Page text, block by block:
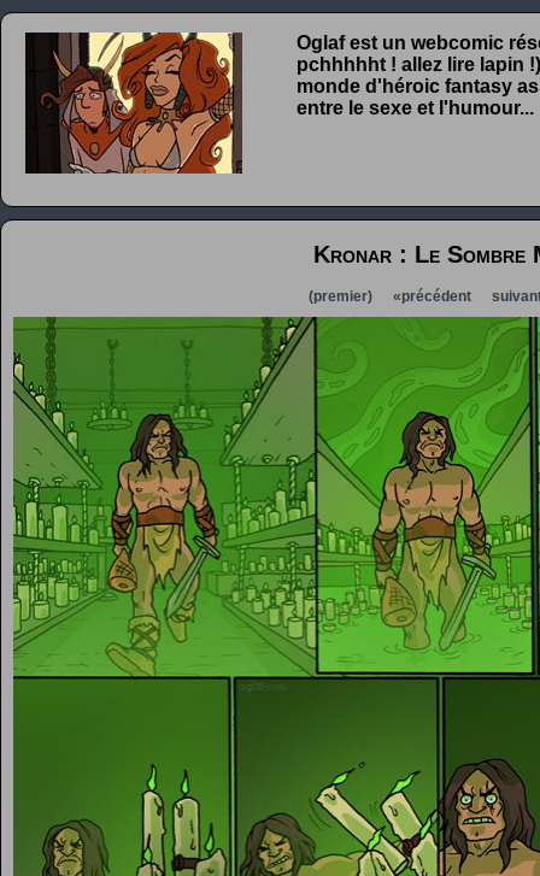
Oglaf est un webcomic
pchhhhht ! allez lire lapin
monde d'héroic fantasy
entre le sexe et l'humour...
Kronar : Le Sombre
(premier) «précédent